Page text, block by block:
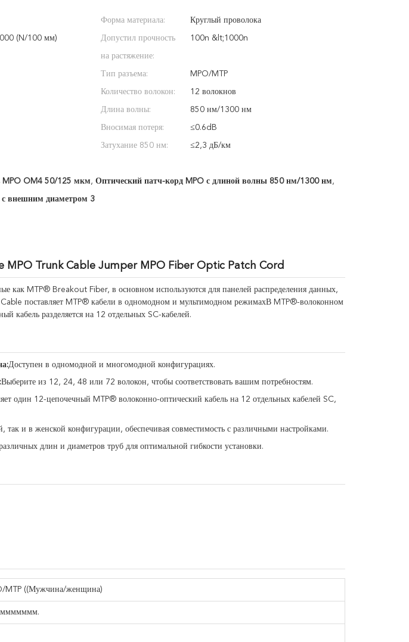
Форма материала: Круглый проволока
(N/100 мм) Допустил прочность
на растяжение:
100n &lt;1000n
Тип разъема: MPO/MTP
Количество волокон: 12 волокнов
Длина волны: 850 нм/1300 нм
Вносимая потеря: ≤0.6dB
Затухание 850 нм: ≤2,3 дБ/км
MPO OM4 50/125 мкм, Оптический патч-корд MPO с длиной волны 850 нм/1300 нм,
с внешним диаметром 3
MPO Trunk Cable Jumper MPO Fiber Optic Patch Cord
как MTP® Breakout Fiber, в основном используются для панелей распределения данных,
поставляет MTP® кабели в одномодном и мультимодном режимахВ MTP®-волоконном
кабель разделяется на 12 отдельных SC-кабелей.
Доступен в одномодной и многомодной конфигурациях.
Выберите из 12, 24, 48 или 72 волокон, чтобы соответствовать вашим потребностям.
один 12-цепочечный MTP® волоконно-оптический кабель на 12 отдельных кабелей SC,
так и в женской конфигурации, обеспечивая совместимость с различными настройками.
длин и диаметров труб для оптимальной гибкости установки.
MTP ((Мужчина/женщина)